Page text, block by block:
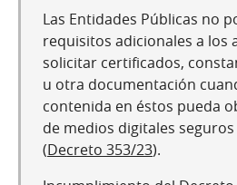
Las Entidades Públicas no
requisitos adicionales a los
solicitar certificados,
u otra documentación
contenida en éstos pueda
de medios digitales
(Decreto 353/23).